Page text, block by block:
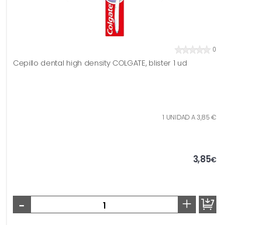
0
Cepillo dental high density COLGATE, blister 1 ud
1 UNIDAD A 3,85 €
3,85€
- +